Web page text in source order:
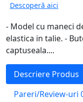
Descoperă aici
- Model cu maneci
elastica in talie. -
captuseala....
Descriere Produs
Pareri/Review-uri